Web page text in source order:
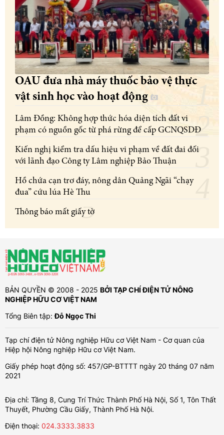
OAU đưa nhà máy thuốc bảo vệ thực
vật sinh học vào hoạt động
Lâm Đồng: Không hợp thức hóa diện tích đất vi
phạm có nguồn gốc từ phá rừng để cấp GCNQSDĐ
Kiến nghị kiểm tra dấu hiệu vi phạm về đất đai đối
với lãnh đạo Công ty Lâm nghiệp Bảo Thuận
Hồ chứa cạn trơ đáy, nông dân Quảng Ngãi “chạy
đua” cứu lúa Hè Thu
Thông báo mất giấy tờ
BẢN QUYỀN © 2008 - 2025 BỞI TẠP CHÍ ĐIỆN TỬ NÔNG
NGHIỆP HỮU CƠ VIỆT NAM
Tổng Biên tập:Đỗ Ngọc Thi
Tạp chí điện tử Nông nghiệp Hữu cơ Việt Nam - Cơ quan của
Hiệp hội Nông nghiệp Hữu cơ Việt Nam.
Giấy phép hoạt động số: 457/GP-BTTTT ngày 20 tháng 07 năm
2021
Địa chỉ: Tầng 8, Cung Trí Thức Thành Phố Hà Nội, Số 1, Tôn Thất
Thuyết, Phường Cầu Giấy, Thành Phố Hà Nội.
Điện thoại: 024.3333.3833